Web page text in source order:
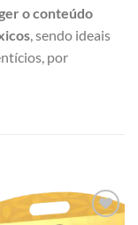
o conteúdo
, sendo ideais
por